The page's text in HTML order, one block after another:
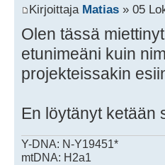
Kirjoittaja Matias » 05
Olen tässä
etunimeäni kuin
projekteissakin
En löytänyt ketään
Y-DNA: N-Y19451*
mtDNA: H2a1